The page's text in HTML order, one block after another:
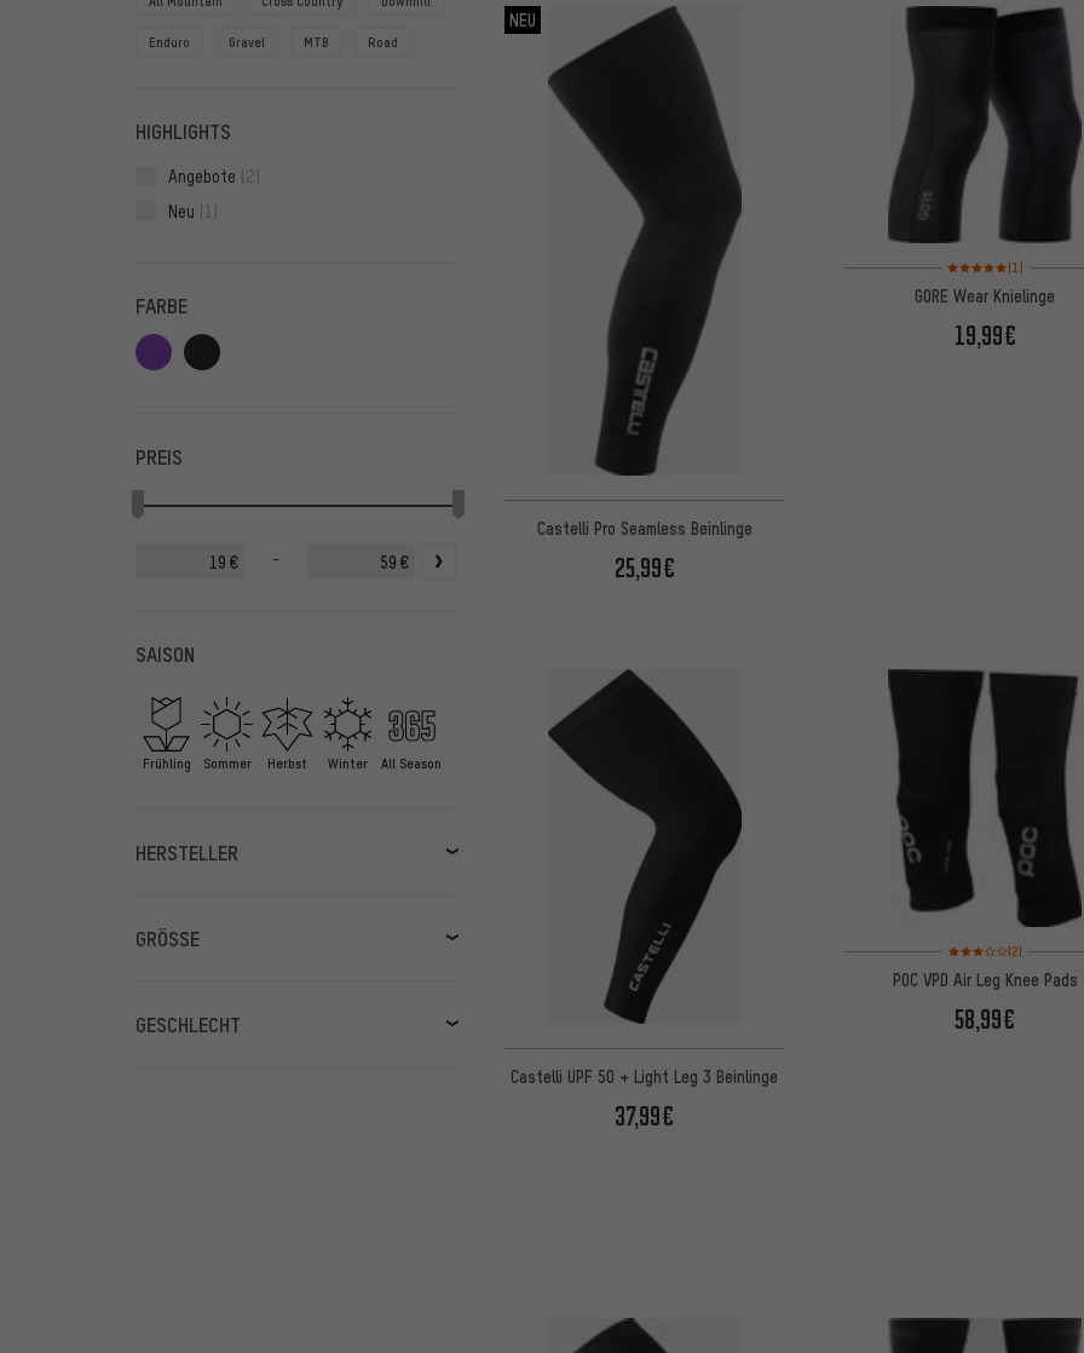
Enduro Gravel MTB Road
HIGHLIGHTS
Angebote (2)
Neu (1)
FARBE
PREIS
€ - €
SAISON
Frühling Sommer Herbst Winter All Season
HERSTELLER
Castelli
POC(1)
GRÖSSE
L(3)
GESCHLECHT
NEU
Castelli Pro Seamless Beinlinge
25,99€
Bewertungen: 5 von
(1)
GORE Wear Knielinge
19,99€
Castelli UPF 50 + Light Leg 3 Beinlinge
37,99€
Bewertungen: 3 von
(2)
POC VPD Air Leg Knee Pads
58,99€